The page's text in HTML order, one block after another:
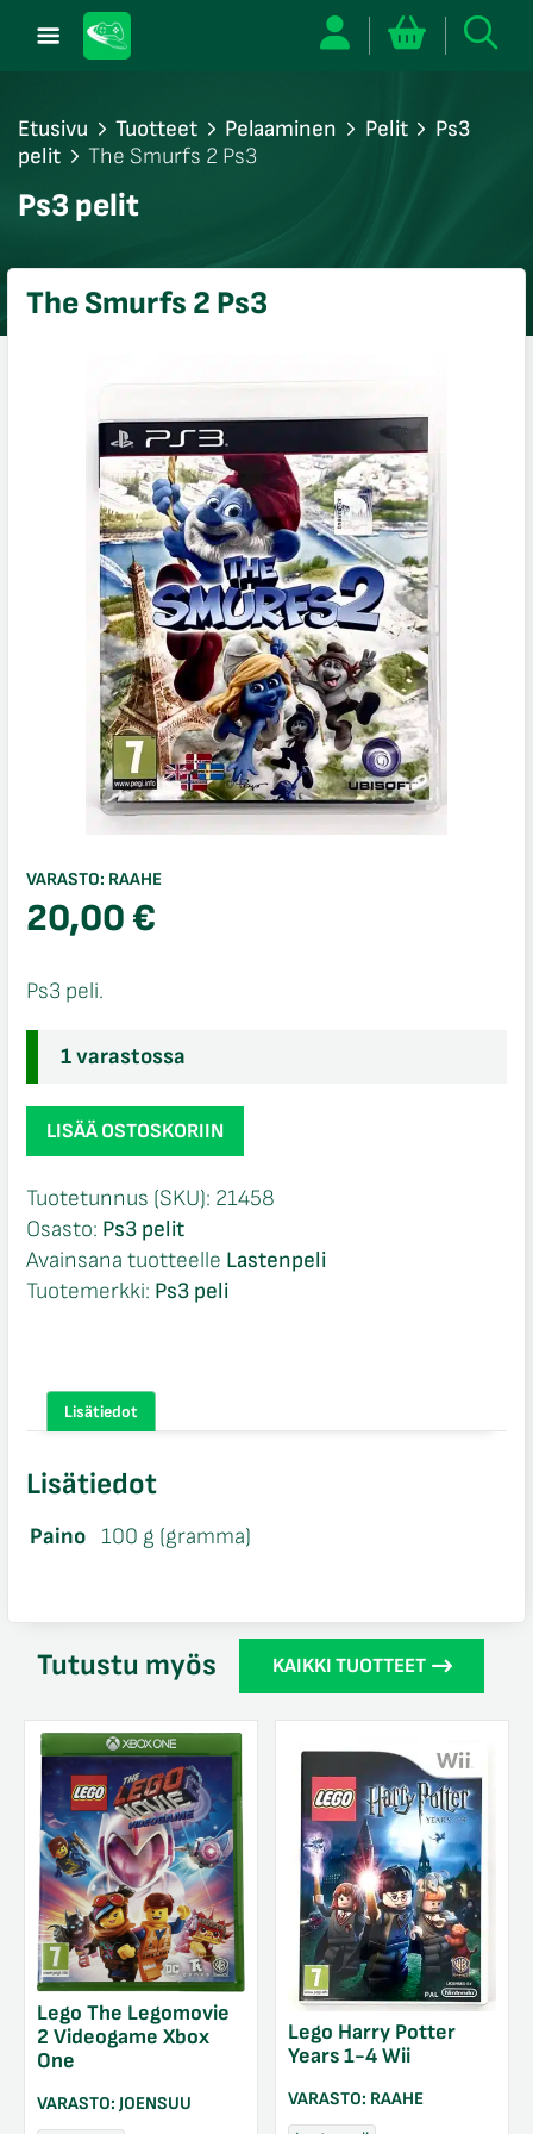
Etusivu Tuotteet Pelaaminen Pelit
Ps3
pelit
The Smurfs 2 Ps3
Ps3 pelit
The Smurfs 2 Ps3
VARASTO: RAAHE
20,00€
Ps3 peli.
1 varastossa
The
Smurfs
Ps3
määrä
LISÄÄ OSTOSKORIIN
Tuotetunnus (SKU): 21458
Osasto: Ps3 pelit
Avainsana tuotteelle Lastenpeli
Tuotemerkki: Ps3 peli
Lisätiedot
Lisätiedot
Paino 100 g (gramma)
Tutustu myös KAIKKI TUOTTEET
Lego The Legomovie
2 Videogame Xbox
One
VARASTO: JOENSUU
Lego Harry Potter
Years 1-4 Wii
VARASTO: RAAHE
sulje
sulje